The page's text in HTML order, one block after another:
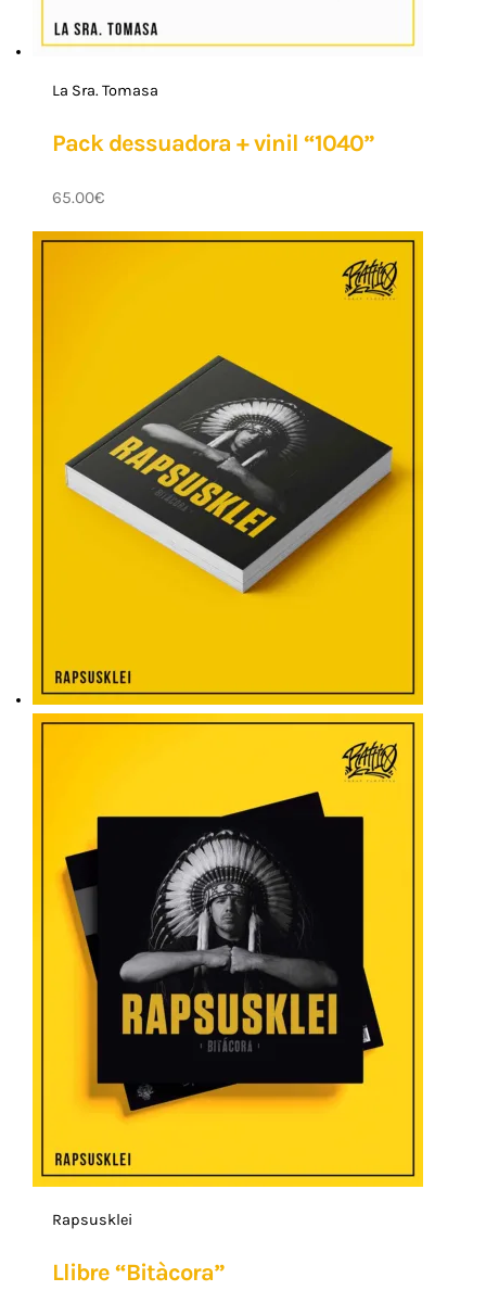
La Sra. Tomasa
Pack dessuadora + vinil “1040”
65.00€
Rapsusklei
Llibre “Bitàcora”